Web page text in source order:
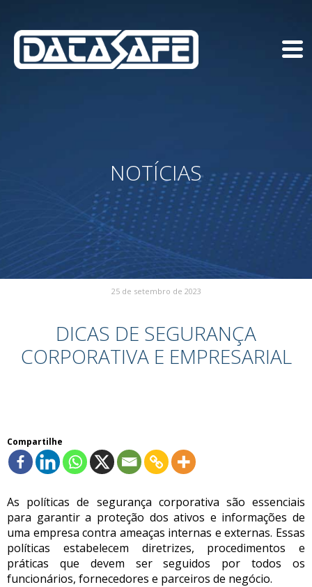
NOTÍCIAS
25 de setembro de 2023
DICAS DE SEGURANÇA
CORPORATIVA E EMPRESARIAL
Compartilhe
As políticas de segurança corporativa são essenciais
para garantir a proteção dos ativos e informações de
uma empresa contra ameaças internas e externas. Essas
políticas estabelecem diretrizes, procedimentos e
práticas que devem ser seguidos por todos os
funcionários, fornecedores e parceiros de negócio.